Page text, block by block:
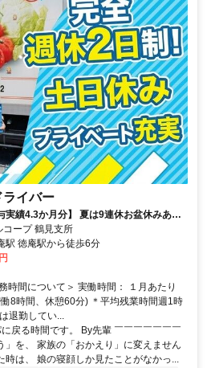
ライバー
実績4.3か月分】 夏は9連休お盆休みあ
！ープ 鶴見支所
交通アクセス 最寄駅：徳庵駅 徳庵駅から徒歩6分
時間について＞ 実働時間： １月あたり
8時間、休憩60分) ＊平均残業時間週1時
退勤してい...
戻る時間です。 By先輩 ￣￣￣￣￣￣￣
」を、 家族の「おかえり」に変えません
時は、 娘の寝顔しか見たことがなかっ...